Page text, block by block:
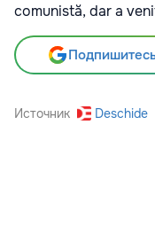
comunistă, dar a
Источник Deschide